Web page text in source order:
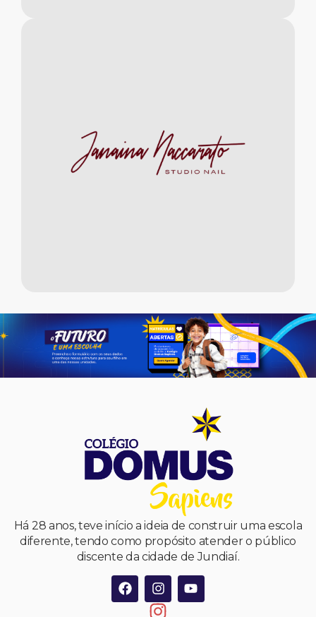
Há 28 anos, teve início a ideia de construir uma escola
diferente, tendo como propósito atender o público
discente da cidade de Jundiaí.